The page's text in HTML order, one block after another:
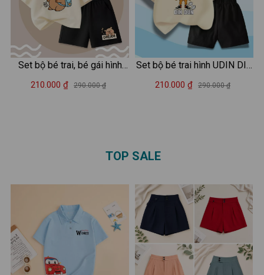
Set bộ bé trai, bé gái hình
capybara đeo cặp - Loza
210.000 ₫ 290.000 ₫
Set bộ bé trai hình UDIN DIN
DIN DUN - Loza Kids SB414
210.000 ₫ 290.000 ₫
TOP SALE